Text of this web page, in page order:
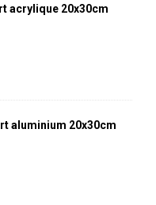
acrylique 20x30cm
aluminium 20x30cm